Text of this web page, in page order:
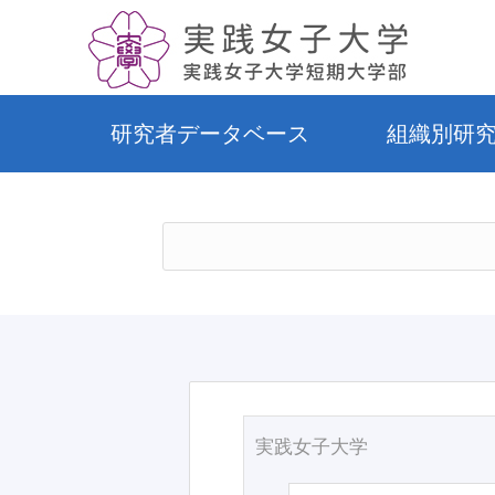
研究者データベース 組織別研
実践女子大学